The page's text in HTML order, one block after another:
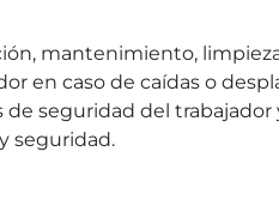
mantenimiento,
en caso de caídas o
seguridad del trabajador
seguridad.